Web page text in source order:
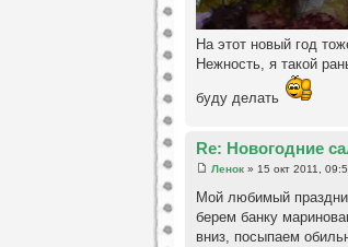
На этот новый год
Нежность, я такой
буду делать
Re: Новогодние
Ленок » 15 окт 2011,
Мой любимый
берем банку
вниз, посыпаем